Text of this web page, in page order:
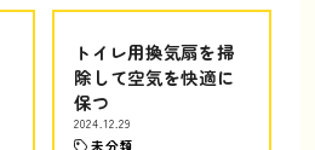
トイレ用換気扇を掃
除して空気を快適に
保つ
2024.12.29
未分類